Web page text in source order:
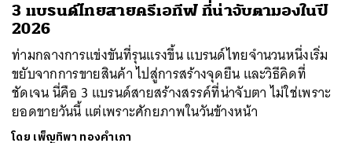
3 แบรนด์ไทยสายครีเอทีฟ ที่น่าจับตามองในปี
2026
ท่ามกลางการแข่งขันที่รุนแรงขึ้น แบรนด์ไทยจำนวนหนึ่งเริ่ม
ขยับจากการขายสินค้า ไปสู่การสร้างจุดยืน และวิธีคิดที่
ชัดเจน นี่คือ 3 แบรนด์สายสร้างสรรค์ที่น่าจับตา ไม่ใช่เพราะ
ยอดขายวันนี้ แต่เพราะศักยภาพในวันข้างหน้า
โดย เพ็ญทิพา ทองคำเภา